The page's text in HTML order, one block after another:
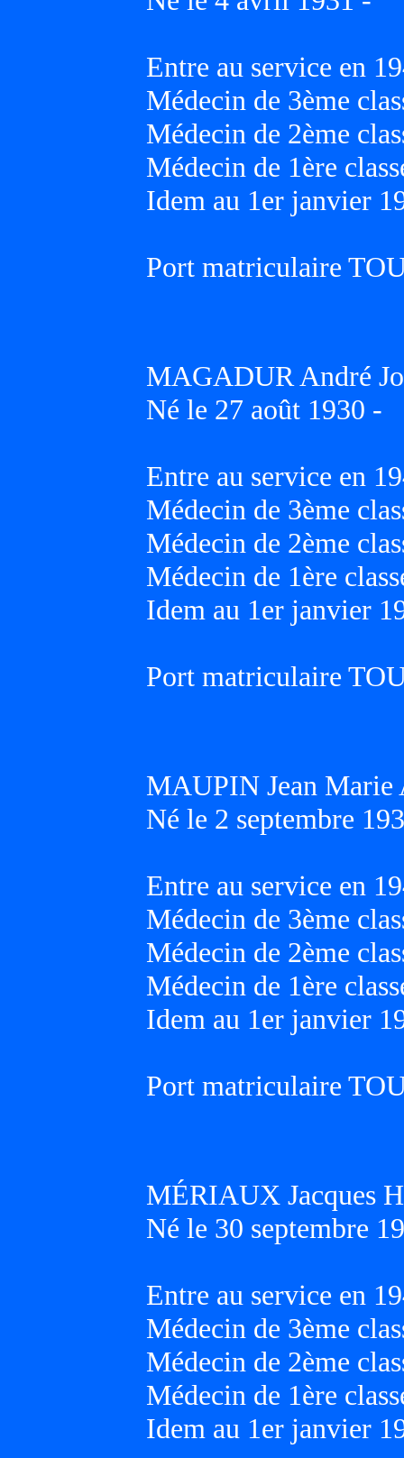
Entre au service en
Médecin de 3ème
Médecin de 2ème
Médecin de 1ère
Idem au 1er janvier
Port matriculaire
MAGADUR André
Né le 27 août 1930 -
Entre au service en
Médecin de 3ème
Médecin de 2ème
Médecin de 1ère
Idem au 1er janvier
Port matriculaire
MAUPIN Jean Marie
Né le 2 septembre
Entre au service en
Médecin de 3ème
Médecin de 2ème
Médecin de 1ère
Idem au 1er janvier
Port matriculaire
MÉRIAUX Jacques
Né le 30 septembre
Entre au service en
Médecin de 3ème
Médecin de 2ème
Médecin de 1ère
Idem au 1er janvier